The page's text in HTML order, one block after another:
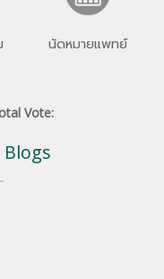
นัดหมายแพทย์
Vote: